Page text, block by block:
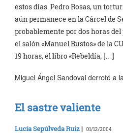
estos días. Pedro Rosas, un
aún permanece en la Cárcel de
probablemente por dos horas
el salón «Manuel Bustos» de la
19 horas, el libro «Rebeldía, […]
Miguel Ángel Sandoval derrotó a
El sastre valiente
Lucía Sepúlveda Ruiz | 01/12/2004